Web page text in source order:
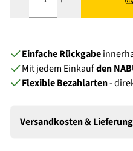
Einfache Rückgabe
Mit jedem Einkaufden
Flexible Bezahlarten-
Versandkosten & Lieferung